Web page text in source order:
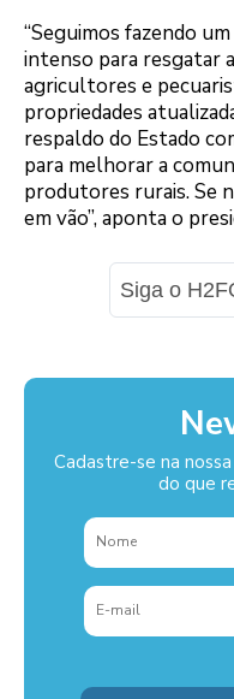
“Seguimos fazendo
intenso para resgatar
agricultores e
propriedades
respaldo do Estado
para melhorar a
produtores rurais. Se
em vão”, aponta o
Siga o
Cadastre-se na
do que